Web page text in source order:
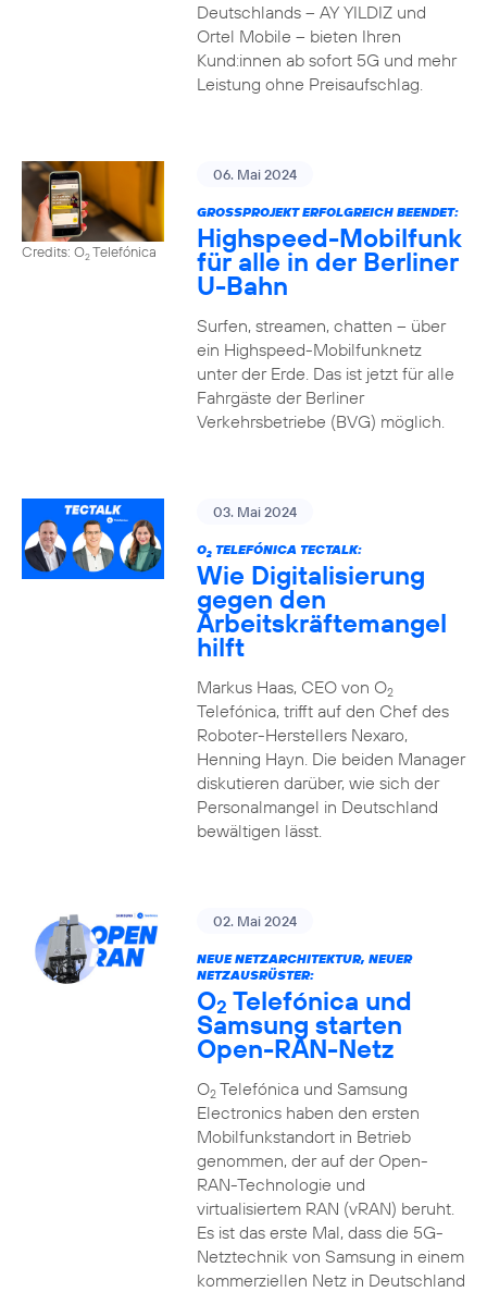
Deutschlands – AY YILDIZ und
Ortel Mobile – bieten Ihren
Kund:innen ab sofort 5G und mehr
Leistung ohne Preisaufschlag.
Credits: O2Telefónica
06. Mai 2024
GROSSPROJEKT ERFOLGREICH BEENDET:
Highspeed-Mobilfunk
für alle in der Berliner
U-Bahn
Surfen, streamen, chatten – über
ein Highspeed-Mobilfunknetz
unter der Erde. Das ist jetzt für alle
Fahrgäste der Berliner
Verkehrsbetriebe (BVG) möglich.
03. Mai 2024
O2TELEFÓNICA TECTALK:
Wie Digitalisierung
gegen den
Arbeitskräftemangel
hilft
Markus Haas, CEO von O2
Telefónica, trifft auf den Chef des
Roboter-Herstellers Nexaro,
Henning Hayn. Die beiden Manager
diskutieren darüber, wie sich der
Personalmangel in Deutschland
bewältigen lässt.
02. Mai 2024
NEUE NETZARCHITEKTUR, NEUER
NETZAUSRÜSTER:
O2 Telefónica und
Samsung starten
Open-RAN-Netz
O2Telefónica und Samsung
Electronics haben den ersten
Mobilfunkstandort in Betrieb
genommen, der auf der Open-
RAN-Technologie und
virtualisiertem RAN (vRAN) beruht.
Es ist das erste Mal, dass die 5G-
Netztechnik von Samsung in einem
kommerziellen Netz in Deutschland